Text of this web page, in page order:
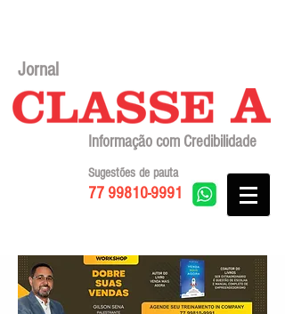
Jornal
Informação com Credibilidade
77 99810-9991
Sugestões de pauta